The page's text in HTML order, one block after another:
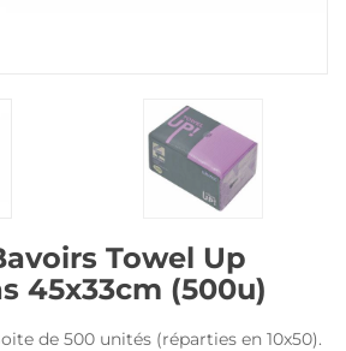
Towel Up
45x33cm (500u)
de 500 unités (réparties en 10x50).